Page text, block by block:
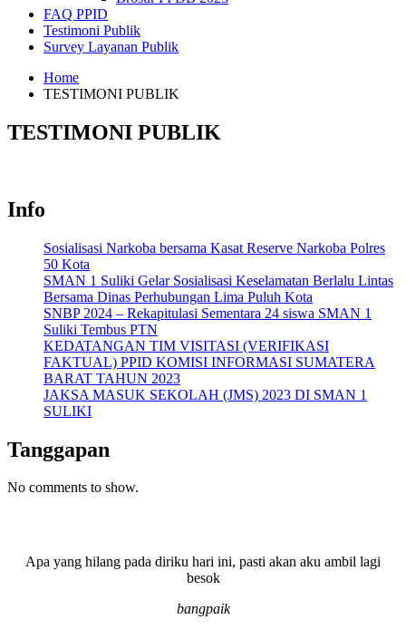
FAQ PPID
Testimoni Publik
Survey Layanan Publik
Home
TESTIMONI PUBLIK
TESTIMONI PUBLIK
Info
Sosialisasi Narkoba bersama Kasat Reserve Narkoba Polres
50 Kota
SMAN 1 Suliki Gelar Sosialisasi Keselamatan Berlalu Lintas
Bersama Dinas Perhubungan Lima Puluh Kota
SNBP 2024 – Rekapitulasi Sementara 24 siswa SMAN 1
Suliki Tembus PTN
KEDATANGAN TIM VISITASI (VERIFIKASI
FAKTUAL) PPID KOMISI INFORMASI SUMATERA
BARAT TAHUN 2023
JAKSA MASUK SEKOLAH (JMS) 2023 DI SMAN 1
SULIKI
Tanggapan
No comments to show.
Apa yang hilang pada diriku hari ini, pasti akan aku ambil lagi
besok
bangpaik